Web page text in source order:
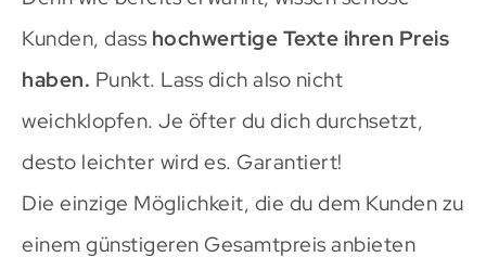
Kunden, dass hochwertige Texte ihren Preis
haben. Punkt. Lass dich also nicht
weichklopfen. Je öfter du dich durchsetzt,
desto leichter wird es. Garantiert!
Die einzige Möglichkeit, die du dem Kunden zu
einem günstigeren Gesamtpreis anbieten